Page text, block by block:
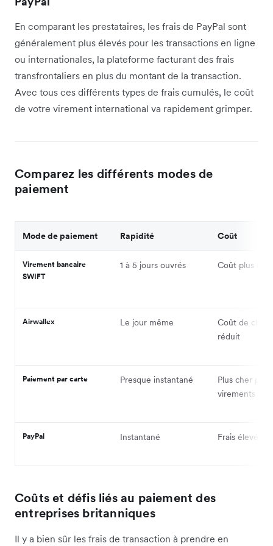
En comparant les prestataires, les frais de PayPal sont
généralement plus élevés pour les transactions en ligne
ou internationales, la plateforme facturant des frais
transfrontaliers en plus du montant de la transaction.
Avec tous ces différents types de frais cumulés, le coût
de votre virement international va rapidement grimper.
Comparez les différents modes de
paiement
Mode de paiement Rapidité Coût
Virement bancaire
SWIFT
1 à 5 jours ouvrés Coût plus
Airwallex Le jour même
Coût de
réduit
Paiement par carte Presque instantané
Plus cher
virements
PayPal Instantané Frais élevés
Coûts et défis liés au paiement des
entreprises britanniques
Il y a bien sûr les frais de transaction à prendre en